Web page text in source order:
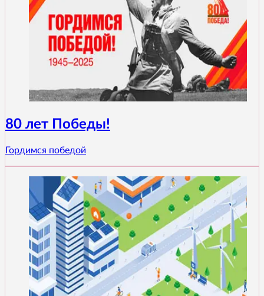
80 лет Победы!
Гордимся победой